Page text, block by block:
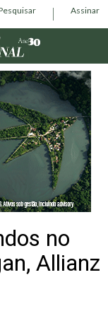
Assinar
no
Allianz